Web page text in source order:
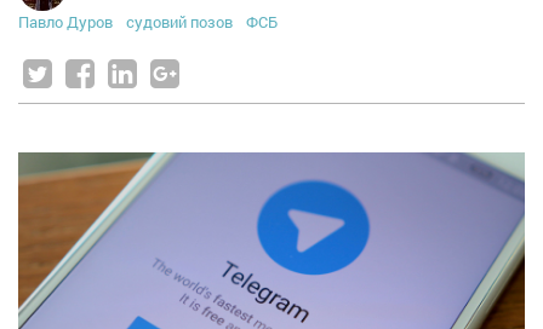
Павло Дуров
судовий позов ФСБ